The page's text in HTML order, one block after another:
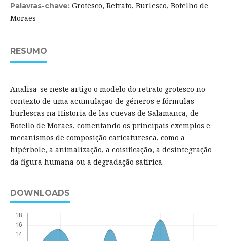
Palavras-chave: Grotesco, Retrato, Burlesco, Botelho de
Moraes
RESUMO
Analisa-se neste artigo o modelo do retrato grotesco no
contexto de uma acumulação de géneros e fórmulas
burlescas na Historia de las cuevas de Salamanca, de
Botello de Moraes, comentando os principais exemplos e
mecanismos de composição caricaturesca, como a
hipérbole, a animalização, a coisificação, a desintegração
da figura humana ou a degradação satírica.
DOWNLOADS